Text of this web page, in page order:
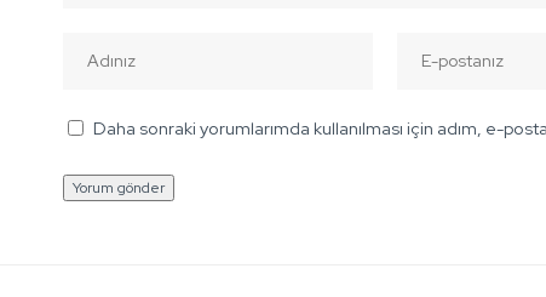
Daha sonraki yorumlarımda kullanılması için adım, e-